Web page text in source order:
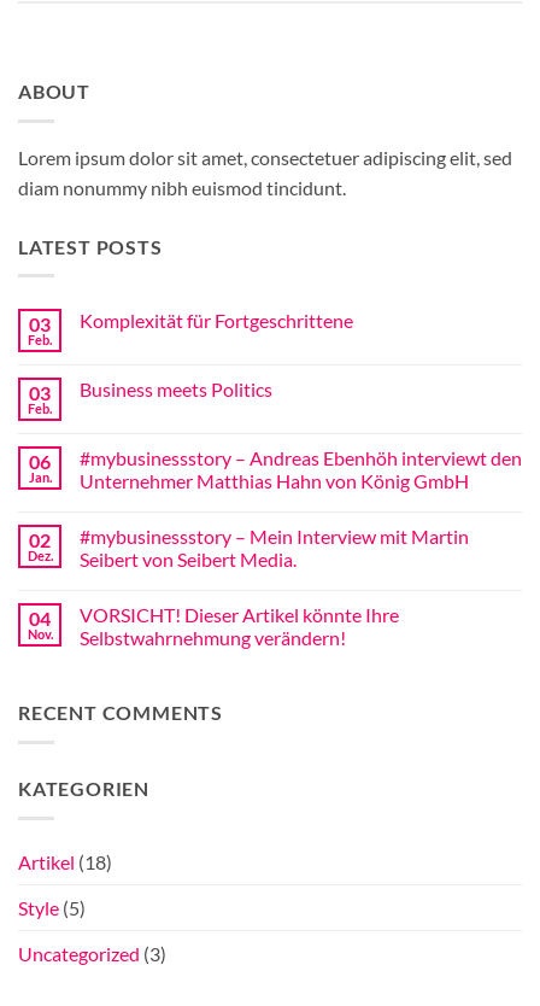
ABOUT
Lorem ipsum dolor sit amet, consectetuer adipiscing elit, sed
diam nonummy nibh euismod tincidunt.
LATEST POSTS
03
Feb.
Komplexität für Fortgeschrittene
Komplexität
03
Feb.
Business meets Politics
Business
meets
Politics
06
Jan.
#mybusinessstory – Andreas Ebenhöh interviewt den
Unternehmer Matthias Hahn von König GmbH
zu
#mybusinessstory
–
interviewt
den
Unternehmer
König
GmbH
02
Dez.
#mybusinessstory – Mein Interview mit Martin
Seibert von Seibert Media.
zu
#mybusinessstory
–
Martin
Seibert
04
Nov.
VORSICHT! Dieser Artikel könnte Ihre
Selbstwahrnehmung verändern!
VORSICHT!
Dieser
Selbstwahrnehmung
RECENT COMMENTS
KATEGORIEN
Artikel (18)
Style (5)
Uncategorized (3)